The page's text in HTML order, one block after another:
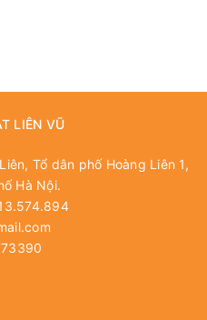
LIÊN VŨ
Tổ dân phố Hoàng Liên 1,
Hà Nội.